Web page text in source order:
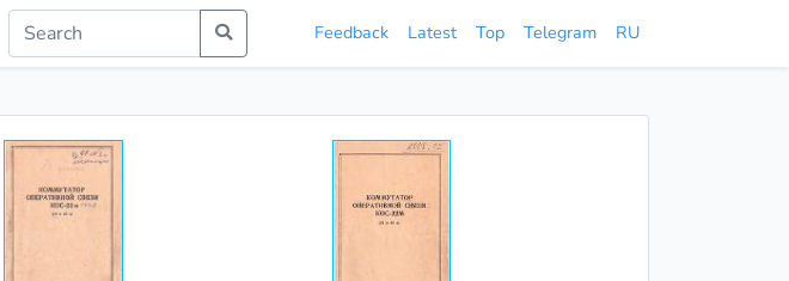
Feedback Latest Top Telegram RU